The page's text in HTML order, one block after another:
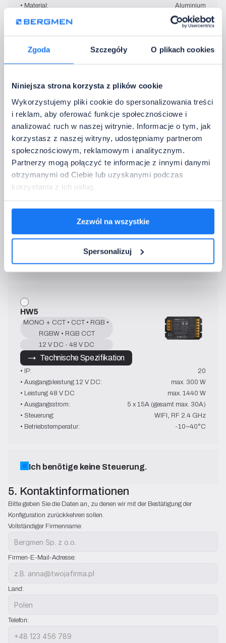
Zgoda Szczegóły O plikach cookies
Niniejsza strona korzysta z plików cookie
Wykorzystujemy pliki cookie do spersonalizowania treści
i reklam, aby oferować funkcje społecznościowe i
analizować ruch w naszej witrynie. Informacje o tym, jak
korzystasz z naszej witryny, udostępniamy partnerom
społecznościowym, reklamowym i analitycznym.
Partnerzy mogą połączyć te informacje z innymi danymi
otrzymanymi od Ciebie lub uzyskanymi podczas
korzystania z ich usług.
Zezwól na wszystkie
Spersonalizuj
• Material:
Aluminium
• Lampenschirm:
milchig / transparent
• Längen:
1 - 6 m
4. Wählen Sie die Steuerungsmethode
Entscheiden Sie, wie Sie die Beleuchtung täglich kontrollieren möchten.
SR5-P
MONO • CCT • RGBW • RGB
CCT
12 V DC - 24 V DC
→   Technische Spezifikation
• IP:
67
• Ausgangsleistung 12 V DC:
• Ausgangsstrom:
5 x 6A (gesamt max. 12A)
• Betriebstemperatur:
-10~40°C
HW5
MONO + CCT • CCT • RGB •
RGBW • RGB CCT
12 V DC - 48 V DC
→   Technische Spezifikation
• IP:
20
• Ausgangsleistung 12 V DC:
max. 300 W
• Leistung 48 V DC
max. 1440 W
• Ausgangsstrom:
5 x 15A (gesamt max. 30A)
• Steuerung:
WIFI, RF 2.4 GHz
• Betriebstemperatur:
-10~40°C
Ich benötige keine Steuerung.
5. Kontaktinformationen
Bitte geben Sie die Daten an, zu denen wir mit der Bestätigung der
Konfiguration zurückkehren sollen.
Vollständiger Firmenname:
Firmen-E-Mail-Adresse:
Land:
Telefon: